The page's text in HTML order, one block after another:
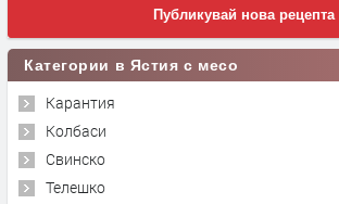
Публикувай нова рецепта
Категории в Ястия с месо
Карантия
Колбаси
Свинско
Телешко